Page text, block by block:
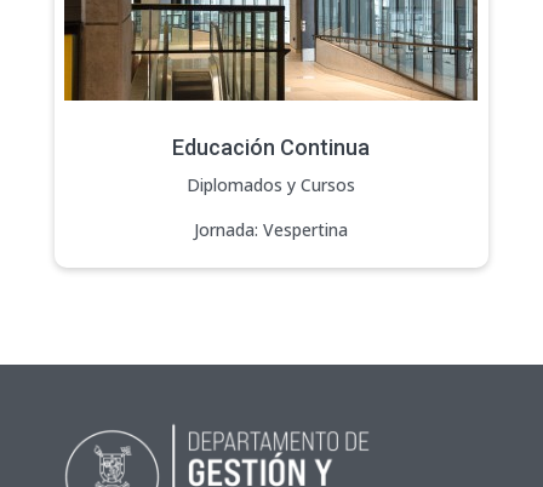
Educación Continua
Diplomados y Cursos
Jornada: Vespertina